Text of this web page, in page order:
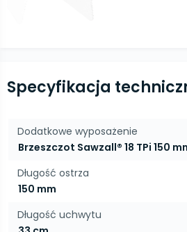
Specyfikacja
Dodatkowe wyposażenie
Brzeszczot Sawzall® 18 TPi 150
Długość ostrza
150 mm
Długość uchwytu